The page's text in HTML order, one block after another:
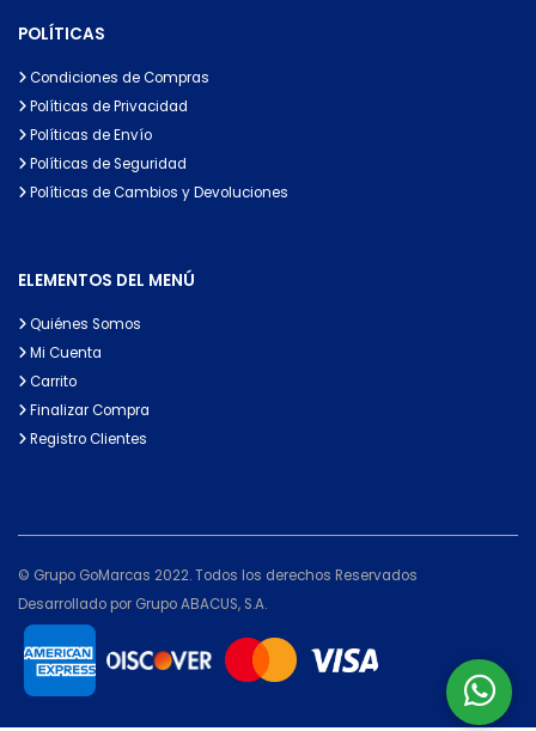
POLÍTICAS
Condiciones de Compras
Políticas de Privacidad
Políticas de Envío
Políticas de Seguridad
Políticas de Cambios y Devoluciones
ELEMENTOS DEL MENÚ
Quiénes Somos
Mi Cuenta
Carrito
Finalizar Compra
Registro Clientes
© Grupo GoMarcas 2022. Todos los derechos Reservados
Desarrollado por Grupo ABACUS, S.A.